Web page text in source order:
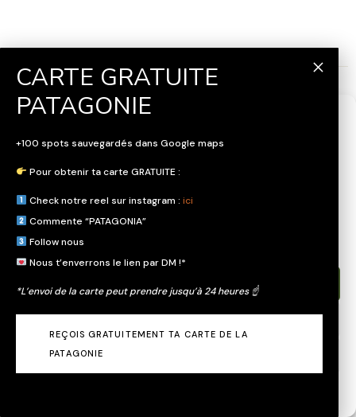
Gérer le consentement
Pour offrir les meilleures expériences, nous utilisons des technologies
telles que les cookies pour stocker et/ou accéder aux informations des
traiter des données telles que le comportement de navigation ou les ID
uniques sur ce site. Le fait de ne pas consentir ou de retirer son
consentement peut avoir un effet négatif sur certaines caractéristiques et
fonctions.
Tu as aimé l'article ?
+100 spots sauvegardés dans Google maps
Pour obtenir ta carte GRATUITE :
Check notre reel sur instagram : ici
Commente “PATAGONIA”
Follow nous
Nous t’enverrons le lien par DM !*
*L’envoi de la carte peut prendre jusqu’à 24 heures ☝️
REÇOIS GRATUITEMENT TA CARTE DE LA
PATAGONIE